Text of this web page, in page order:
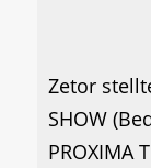
Zetor
SHOW
PROXIMA